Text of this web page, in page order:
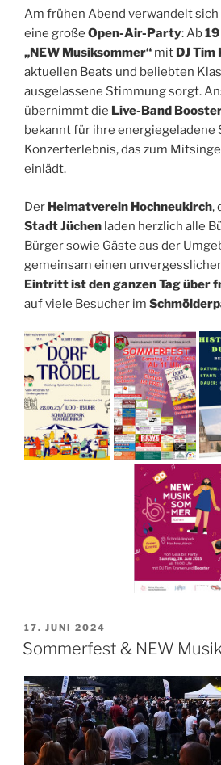
Am frühen Abend verwandelt
eine große Open-Air-Party: Ab
„NEW Musiksommer“ mit DJ Tim
aktuellen Beats und beliebten
ausgelassene Stimmung sorgt.
übernimmt die Live-Band
bekannt für ihre energiegeladene
Konzerterlebnis, das zum
einlädt.
Der Heimatverein Hochneukirch,
Stadt Jüchen laden herzlich alle
Bürger sowie Gäste aus der
gemeinsam einen
Eintritt ist den ganzen Tag über
auf viele Besucher im
VERÖFFENTLICHT
AM
17. JUNI 2024
Sommerfest & NEW